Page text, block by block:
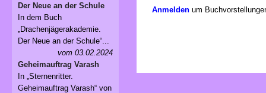
Anmelden um
Der Neue an der Schule
In dem Buch
„Drachenjägerakademie.
Der Neue an der Schule“...
vom 03.02.2024
Geheimauftrag Varash
In „Sternenritter.
Geheimauftrag Varash“ von